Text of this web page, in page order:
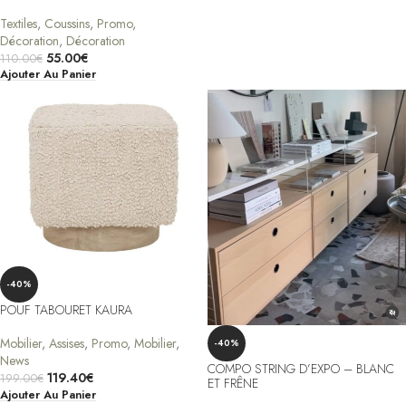
Textiles, Coussins, Promo,
Décoration, Décoration
110.00€ 55.00€
Ajouter Au Panier
-40%
POUF TABOURET KAURA
Mobilier, Assises, Promo, Mobilier,
News
199.00€ 119.40€
Ajouter Au Panier
-40%
COMPO STRING D’EXPO – BLANC
ET FRÊNE